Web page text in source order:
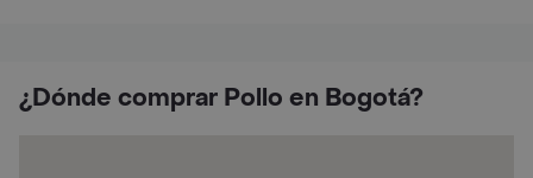
¿Dónde comprar Pollo en Bogotá?